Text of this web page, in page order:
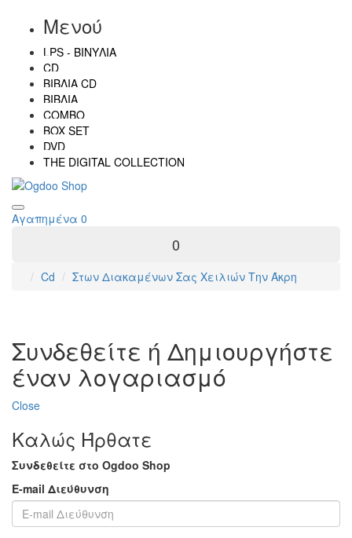
Μενού
LPS - ΒΙΝΎΛΙΑ
CD
ΒΙΒΛΊΑ CD
ΒΙΒΛΊΑ
COMBO
BOX SET
DVD
THE DIGITAL COLLECTION
Αγαπημένα 0
0
Cd Στων Διακαμένων Σας Χειλιών Την Άκρη
Συνδεθείτε ή Δημιουργήστε
έναν λογαριασμό
Close
Καλώς Ήρθατε
Συνδεθείτε στο Ogdoo Shop
E-mail Διεύθυνση